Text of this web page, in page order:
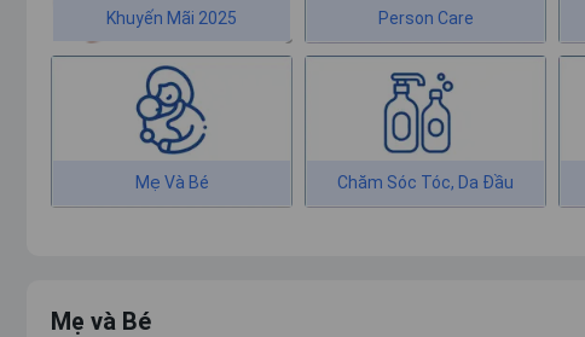
Khuyến Mãi 2025
Mẹ Và Bé
Person Care
Chăm Sóc Tóc, Da Đầu
Mẹ và Bé